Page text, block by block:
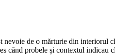
de o mărturie din interiorul
când probele și contextul indicau